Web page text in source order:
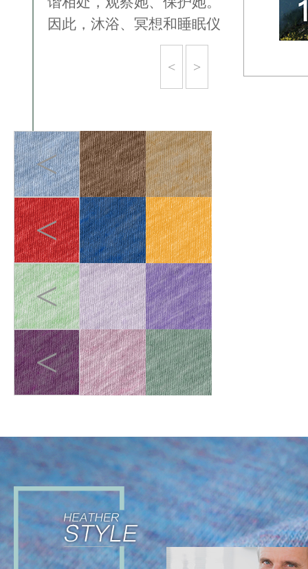
< >
因此，沐浴、冥想和睡眠仪
式等以休息为中⼼的体验将
> DIGITAL ADVENTURE
小男孩是未来的数字艺术
染艺术品掀起影响现实生活
的美学波澜。 他在日间探
索，在梦境飞行。通过柔和
而超脱的视角来看待数字世
界，远离了严酷⿊暗和反乌
托邦的表象，拥抱未来。
<
<
<
<